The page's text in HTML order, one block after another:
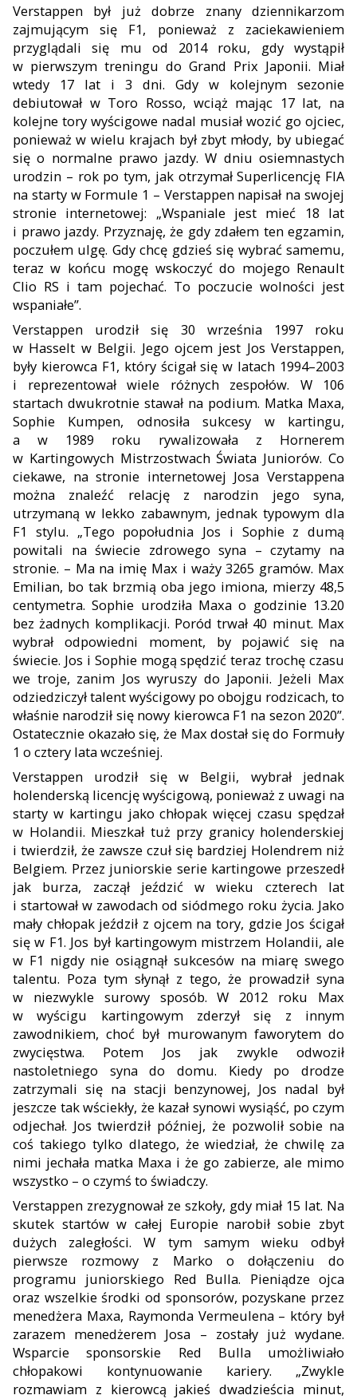
Verstappen był już dobrze znany dziennikarzom
zajmującym się F1, ponieważ z zaciekawieniem
przyglądali się mu od 2014 roku, gdy wystąpił
w pierwszym treningu do Grand Prix Japonii. Miał
wtedy 17 lat i 3 dni. Gdy w kolejnym sezonie
debiutował w Toro Rosso, wciąż mając 17 lat, na
kolejne tory wyścigowe nadal musiał wozić go ojciec,
ponieważ w wielu krajach był zbyt młody, by ubiegać
się o normalne prawo jazdy. W dniu osiemnastych
urodzin – rok po tym, jak otrzymał Superlicencję FIA
na starty w Formule 1 – Verstappen napisał na swojej
stronie internetowej: „Wspaniale jest mieć 18 lat
i prawo jazdy. Przyznaję, że gdy zdałem ten egzamin,
poczułem ulgę. Gdy chcę gdzieś się wybrać samemu,
teraz w końcu mogę wskoczyć do mojego Renault
Clio RS i tam pojechać. To poczucie wolności jest
wspaniałe”.
Verstappen urodził się 30 września 1997 roku
w Hasselt w Belgii. Jego ojcem jest Jos Verstappen,
były kierowca F1, który ścigał się w latach 1994–2003
i reprezentował wiele różnych zespołów. W 106
startach dwukrotnie stawał na podium. Matka Maxa,
Sophie Kumpen, odnosiła sukcesy w kartingu,
a w 1989 roku rywalizowała z Hornerem
w Kartingowych Mistrzostwach Świata Juniorów. Co
ciekawe, na stronie internetowej Josa Verstappena
można znaleźć relację z narodzin jego syna,
utrzymaną w lekko zabawnym, jednak typowym dla
F1 stylu. „Tego popołudnia Jos i Sophie z dumą
powitali na świecie zdrowego syna – czytamy na
stronie. – Ma na imię Max i waży 3265 gramów. Max
Emilian, bo tak brzmią oba jego imiona, mierzy 48,5
centymetra. Sophie urodziła Maxa o godzinie 13.20
bez żadnych komplikacji. Poród trwał 40 minut. Max
wybrał odpowiedni moment, by pojawić się na
świecie. Jos i Sophie mogą spędzić teraz trochę czasu
we troje, zanim Jos wyruszy do Japonii. Jeżeli Max
odziedziczył talent wyścigowy po obojgu rodzicach, to
właśnie narodził się nowy kierowca F1 na sezon 2020”.
Ostatecznie okazało się, że Max dostał się do Formuły
1 o cztery lata wcześniej.
Verstappen urodził się w Belgii, wybrał jednak
holenderską licencję wyścigową, ponieważ z uwagi na
starty w kartingu jakochłopak więcej czasu spędzał
w Holandii. Mieszkał tuż przy granicy holenderskiej
i twierdził, że zawsze czuł się bardziej Holendrem niż
Belgiem. Przez juniorskie serie kartingowe przeszedł
jak burza, zaczął jeździć w wieku czterech lat
i startował w zawodach od siódmego roku życia. Jako
mały chłopak jeździł z ojcem na tory, gdzie Jos ścigał
się w F1. Jos był kartingowym mistrzem Holandii, ale
w F1 nigdy nie osiągnął sukcesów na miarę swego
talentu. Poza tym słynął z tego, że prowadził syna
w niezwykle surowy sposób. W 2012 roku Max
w wyścigu kartingowym zderzył się z innym
zawodnikiem, choć był murowanym faworytem do
zwycięstwa. Potem Jos jak zwykle odwoził
nastoletniego syna do domu. Kiedy po drodze
zatrzymali się na stacji benzynowej, Jos nadal był
jeszcze tak wściekły, że kazał synowi wysiąść, po czym
odjechał. Jos twierdził później, że pozwolił sobie na
coś takiego tylko dlatego, że wiedział, że chwilę za
nimi jechała matka Maxa i że go zabierze, ale mimo
wszystko – o czymś to świadczy.
Verstappen zrezygnował ze szkoły, gdy miał 15 lat. Na
skutek startów w całej Europie narobił sobie zbyt
dużych zaległości. W tym samym wieku odbył
pierwsze rozmowy z Marko o dołączeniu do
programu juniorskiego Red Bulla. Pieniądze ojca
oraz wszelkie środki od sponsorów, pozyskane przez
menedżera Maxa, Raymonda Vermeulena – który był
zarazem menedżerem Josa – zostały już wydane.
Wsparcie sponsorskie Red Bulla umożliwiało
chłopakowi kontynuowanie kariery. „Zwykle
rozmawiam z kierowcą jakieś dwadzieścia minut,